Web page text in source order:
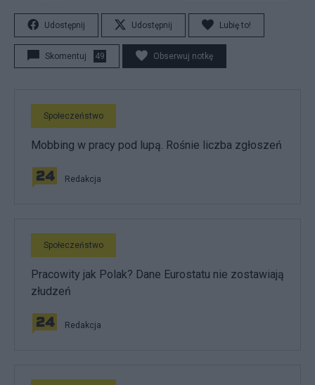
Udostępnij Udostępnij Lubię to!
Skomentuj 49 Obserwuj notkę
Społeczeństwo
Mobbing w pracy pod lupą. Rośnie liczba zgłoszeń
Redakcja
Społeczeństwo
Pracowity jak Polak? Dane Eurostatu nie zostawiają
złudzeń
Redakcja